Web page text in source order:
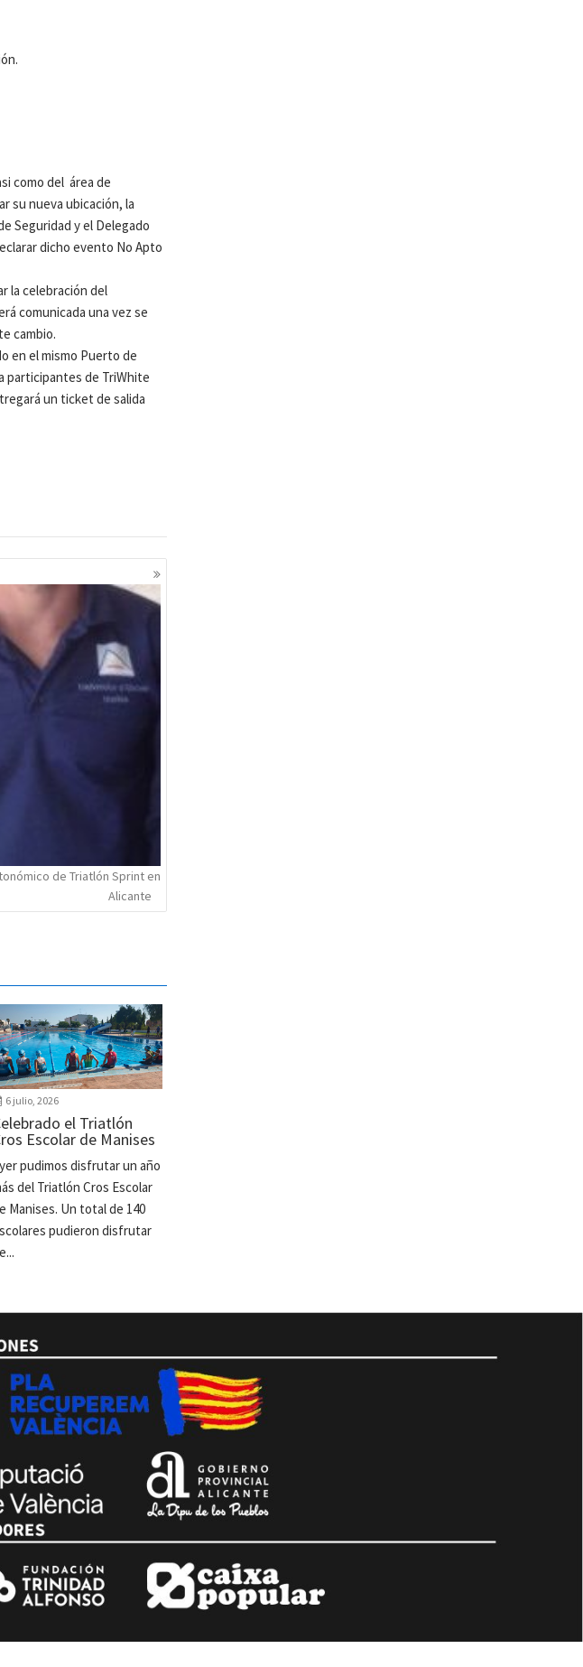
como del área de
su nueva ubicación, la
Seguridad y el Delegado
dicho evento No Apto
la celebración del
comunicada una vez se
cambio.
en el mismo Puerto de
participantes de TriWhite
un ticket de salida
de Triatlón Sprint en
Alicante
6 julio, 2026
el Triatlón
Escolar de Manises
pudimos disfrutar un año
del Triatlón Cros Escolar
Manises. Un total de 140
pudieron disfrutar